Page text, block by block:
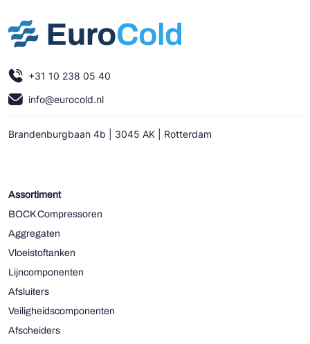
+31 10 238 05 40
info@eurocold.nl
Brandenburgbaan 4b | 3045 AK | Rotterdam
Assortiment
BOCK Compressoren
Aggregaten
Vloeistoftanken
Lijncomponenten
Afsluiters
Veiligheidscomponenten
Afscheiders